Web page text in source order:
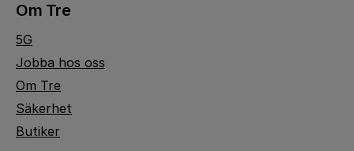
Om Tre
5G
Jobba hos oss
Om Tre
Säkerhet
Butiker